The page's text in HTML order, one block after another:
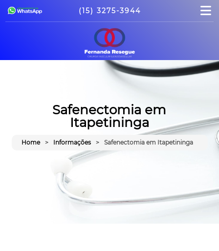
(15) 3275-3944
Safenectomia em
Itapetininga
Home Informações Safenectomia em Itapetininga